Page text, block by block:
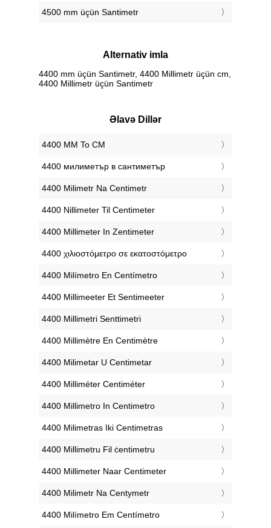
4500 mm üçün Santimetr
Alternativ imla
4400 mm üçün Santimetr, 4400 Millimetr üçün cm,
4400 Millimetr üçün Santimetr
Əlavə Dillər
‎4400 MM To CM
‎4400 милиметър в сантиметър
‎4400 Milimetr Na Centimetr
‎4400 Nillimeter Til Centimeter
‎4400 Millimeter In Zentimeter
‎4400 χιλιοστόμετρο σε εκατοστόμετρο
‎4400 Milímetro En Centímetro
‎4400 Millimeeter Et Sentimeeter
‎4400 Millimetri Senttimetri
‎4400 Millimètre En Centimètre
‎4400 Milimetar U Centimetar
‎4400 Milliméter Centiméter
‎4400 Millimetro In Centimetro
‎4400 Milimetras Iki Centimetras
‎4400 Millimetru Fil ċentimetru
‎4400 Millimeter Naar Centimeter
‎4400 Milimetr Na Centymetr
‎4400 Milímetro Em Centímetro